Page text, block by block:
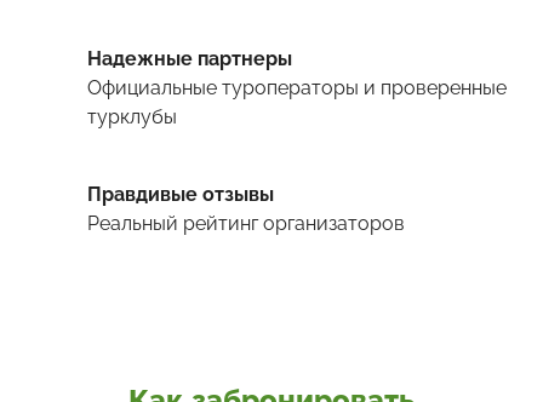
Надежные партнеры
Официальные туроператоры и проверенные
турклубы
Правдивые отзывы
Реальный рейтинг организаторов